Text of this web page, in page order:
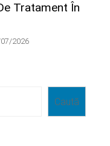
Tratament În
2026
Caută